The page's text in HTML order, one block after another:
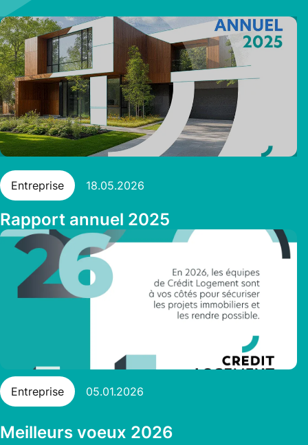
Entreprise 18.05.2026
Rapport annuel 2025
Entreprise 05.01.2026
Meilleurs voeux 2026